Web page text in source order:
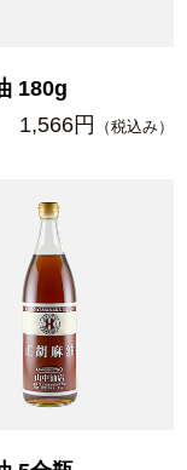
180g
1,566円
（税込み）